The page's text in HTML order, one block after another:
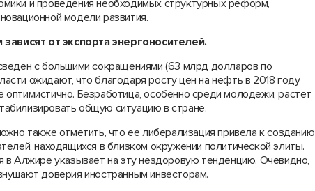
и проведения необходимых структурных реформ,
модели развития.
от экспорта энергоносителей.
с большими сокращениями (63 млрд долларов по
ожидают, что благодаря росту цен на нефть в 2018 году
Безработица, особенно среди молодежи, растет
общую ситуацию в стране.
также отметить, что ее либерализация привела к созданию
находящихся в близком окружении политической элиты.
в Алжире указывает на эту нездоровую тенденцию. Очевидно,
доверия иностранным инвесторам.